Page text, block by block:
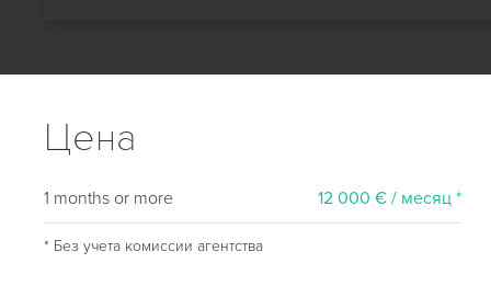
Цена
1 months or more 12 000 € / месяц *
* Без учета комиссии агентства